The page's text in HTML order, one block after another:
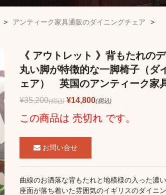
> アンティーク家具通販のダイニングチェア
>
《 アウトレット 》背もたれの
丸い脚が特徴的な一脚椅子（ダ
ェア） 英国のアンティーク家
¥35,200(税込) ¥14,800(税込)
この商品は 売切れ です。
お問い合せ
曲線のお洒落な背もたれと地模様の入った濃
座面が落ち着いた雰囲気のイギリスのダイニ